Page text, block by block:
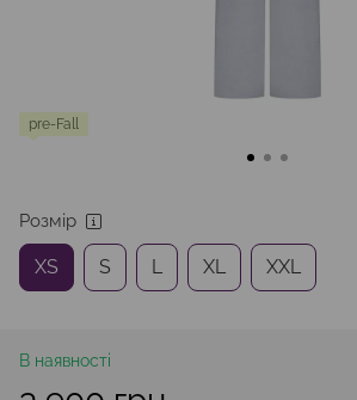
pre-Fall
Розмір
XS S L XL XXL
В наявності